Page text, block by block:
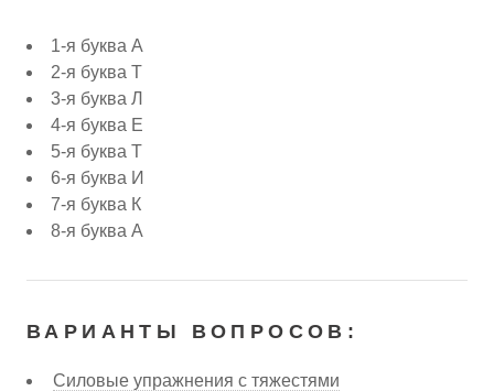
1-я буква А
2-я буква Т
3-я буква Л
4-я буква Е
5-я буква Т
6-я буква И
7-я буква К
8-я буква А
ВАРИАНТЫ ВОПРОСОВ:
Силовые упражнения с тяжестями